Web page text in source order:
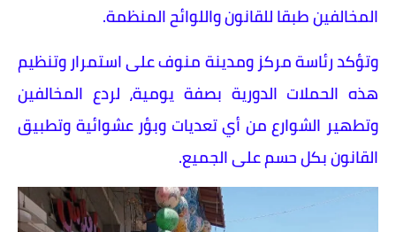
المخالفين طبقا للقانون واللوائح المنظمة.
​وتؤكد رئاسة مركز ومدينة منوف على استمرار وتنظيم
هذه الحملات الدورية بصفة يومية، لردع المخالفين
وتطهير الشوارع من أي تعديات وبؤر عشوائية وتطبيق
القانون بكل حسم على الجميع.